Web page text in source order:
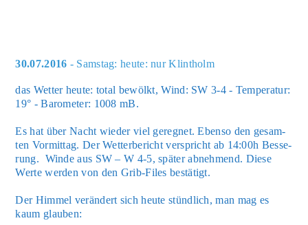
30.07.2016 - Samstag: heute: nur Klintholm
das Wet­ter heu­te: total bewölkt, Wind: SW 3-4 - Tem­pe­ra­tur:
19° - Baro­me­ter: 1008 mB.
Es hat über Nacht wie­der viel gereg­net. Eben­so den gesam­
ten Vor­mit­tag. Der Wet­ter­be­richt ver­spricht ab 14:00h Bes­se­
rung. Win­de aus SW – W 4-5, spä­ter abneh­mend. Die­se
Wer­te wer­den von den Grib-Files bestä­tigt.
Der Him­mel ver­än­dert sich heu­te stünd­lich, man mag es
kaum glau­ben: